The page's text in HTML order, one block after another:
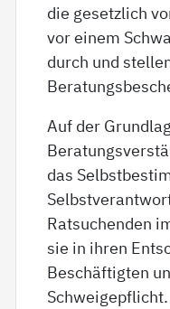
die gesetzlich
vor einem
durch und
Auf der
das
Ratsuchenden
sie in ihren
Beschäftigten
Schweigepflicht.